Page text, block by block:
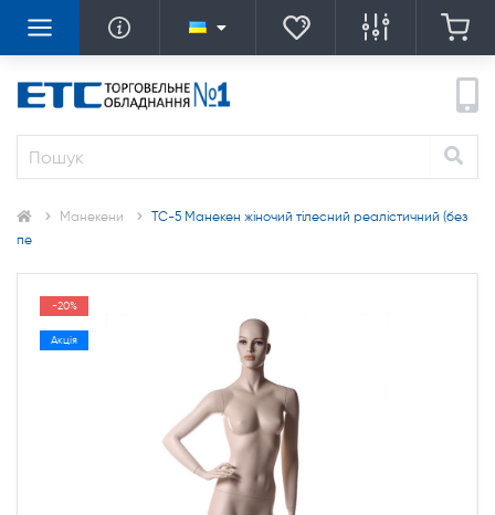
Манекени
TC-5 Манекен жіночий тілесний реалістичний (без
пе
-20%
Акція